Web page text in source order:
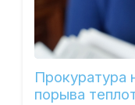
Прокуратура
порыва